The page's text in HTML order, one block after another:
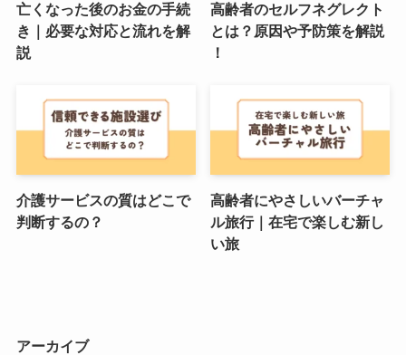
亡くなった後のお金の手続
き｜必要な対応と流れを解
説
高齢者のセルフネグレクト
とは？原因や予防策を解説
！
介護サービスの質はどこで
判断するの？
高齢者にやさしいバーチャ
ル旅行｜在宅で楽しむ新し
い旅
アーカイブ